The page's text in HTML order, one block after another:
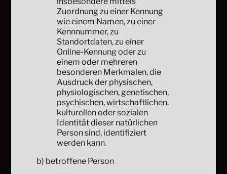
Zuordnung zu einer Kennung
wie einem Namen, zu einer
Kennnummer, zu
Standortdaten, zu einer
Online-Kennung oder zu
einem oder mehreren
besonderen Merkmalen, die
Ausdruck der physischen,
physiologischen, genetischen,
psychischen, wirtschaftlichen,
kulturellen oder sozialen
Identität dieser natürlichen
Person sind, identifiziert
werden kann.
b) betroffene Person